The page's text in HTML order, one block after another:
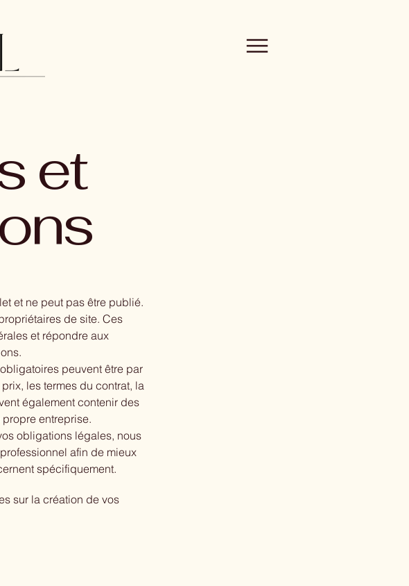
et
et ne peut pas être publié.
de site. Ces
et répondre aux
peuvent être par
les termes du contrat, la
également contenir des
entreprise.
obligations légales, nous
afin de mieux
spécifiquement.
sur la création de vos